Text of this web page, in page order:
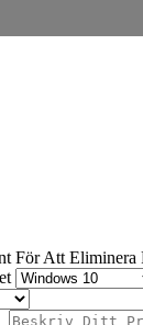
För Att Eliminera